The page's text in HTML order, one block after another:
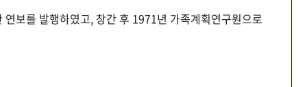
보를 발행하였고, 창간 후 1971년 가족계획연구원으로